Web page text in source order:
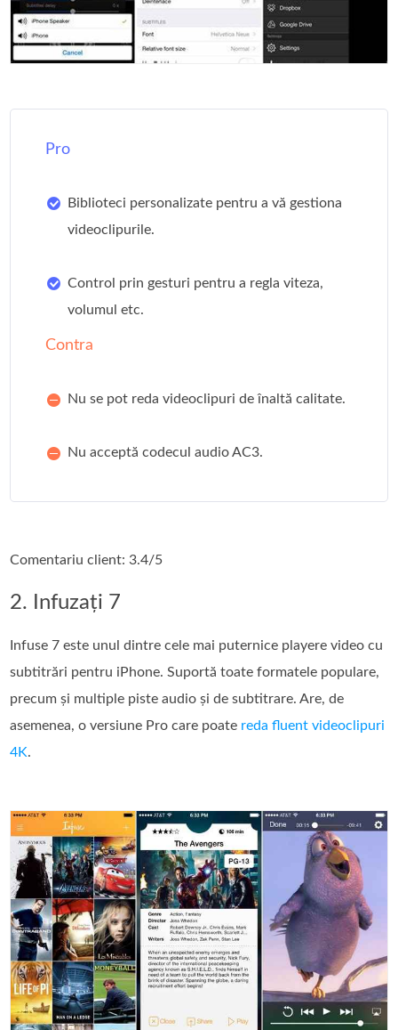
Pro
Biblioteci personalizate pentru a vă gestiona
videoclipurile.
Control prin gesturi pentru a regla viteza,
volumul etc.
Contra
Nu se pot reda videoclipuri de înaltă calitate.
Nu acceptă codecul audio AC3.
Comentariu client: 3.4/5
2. Infuzați 7
Infuse 7 este unul dintre cele mai puternice playere video cu
subtitrări pentru iPhone. Suportă toate formatele populare,
precum și multiple piste audio și de subtitrare. Are, de
asemenea, o versiune Pro care poate reda fluent videoclipuri
4K.